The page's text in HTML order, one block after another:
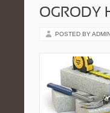
OGRODY
POSTED BY